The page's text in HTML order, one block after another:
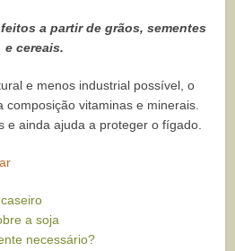
a partir de grãos, sementes
e cereais.
e menos industrial possível, o
composição vitaminas e minerais.
e ainda ajuda a proteger o fígado.
a soja
necessário?